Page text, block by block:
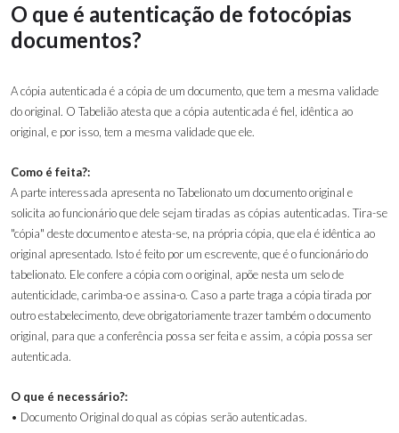
O que é autenticação de fotocópias
documentos?
A cópia autenticada é a cópia de um documento, que tem a mesma validade
do original. O Tabelião atesta que a cópia autenticada é fiel, idêntica ao
original, e por isso, tem a mesma validade que ele.
Como é feita?:
A parte interessada apresenta no Tabelionato um documento original e
solicita ao funcionário que dele sejam tiradas as cópias autenticadas. Tira-se
"cópia" deste documento e atesta-se, na própria cópia, que ela é idêntica ao
original apresentado. Isto é feito por um escrevente, que é o funcionário do
tabelionato. Ele confere a cópia com o original, apõe nesta um selo de
autenticidade, carimba-o e assina-o. Caso a parte traga a cópia tirada por
outro estabelecimento, deve obrigatoriamente trazer também o documento
original, para que a conferência possa ser feita e assim, a cópia possa ser
autenticada.
O que é necessário?:
• Documento Original do qual as cópias serão autenticadas.